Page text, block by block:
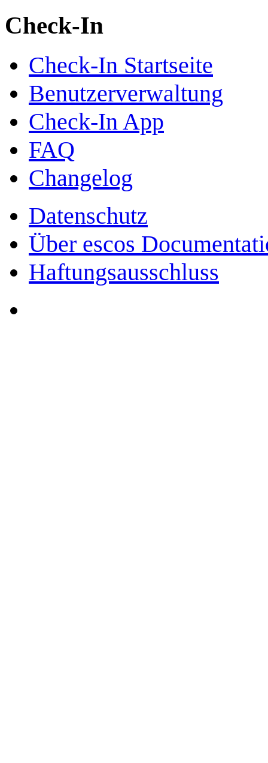
Check-In
Check-In Startseite
Benutzerverwaltung
Check-In App
FAQ
Changelog
Datenschutz
Über escos
Haftungsausschluss